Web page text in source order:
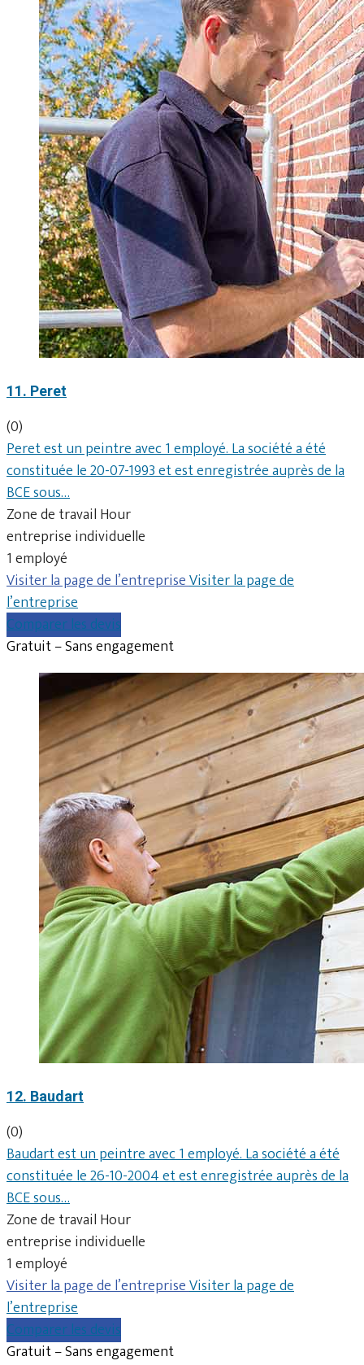
11. Peret
(0)
Peret est un peintre avec 1 employé. La société a été
constituée le 20-07-1993 et est enregistrée auprès de la
BCE sous…
Zone de travail Hour
entreprise individuelle
1 employé
Visiter la page de l’entrepriseVisiter la page de
l’entreprise
Comparer les devis
Gratuit – Sans engagement
12. Baudart
(0)
Baudart est un peintre avec 1 employé. La société a été
constituée le 26-10-2004 et est enregistrée auprès de la
BCE sous…
Zone de travail Hour
entreprise individuelle
1 employé
Visiter la page de l’entrepriseVisiter la page de
l’entreprise
Comparer les devis
Gratuit – Sans engagement